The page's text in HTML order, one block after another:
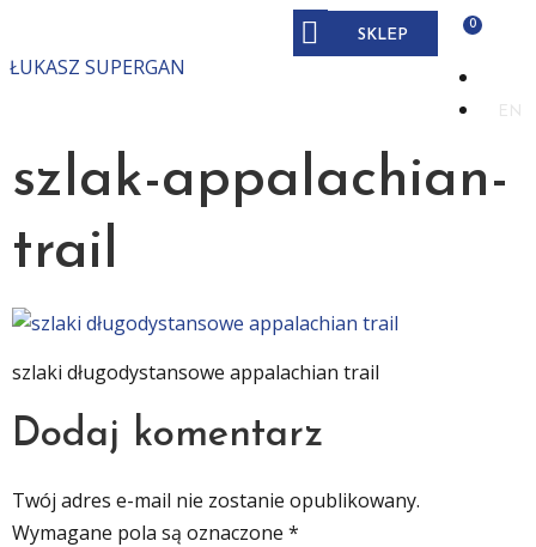
ŁUKASZ SUPERGAN
SKLEP
EN
szlak-appalachian-
trail
szlaki długodystansowe appalachian trail
Dodaj komentarz
Twój adres e-mail nie zostanie opublikowany.
Wymagane pola są oznaczone *